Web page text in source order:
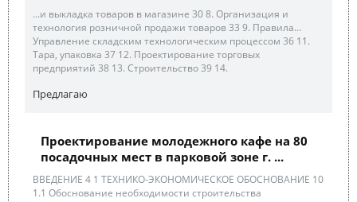
...и выкладка товаров в магазине 30 8. Организация и
технология розничной продажи товаров 33 9. Правила...
Управление складским технологическим процессом 36 11.
Тара, упаковка 37 12. Проектирование торговых
предприятий 38 13. Строительство 39 14.
Предлагаю
Проектирование молодежного кафе на 80
посадочных мест в парковой зоне г. ...
ВВЕДЕНИЕ 4 1 ТЕХНИКО-ЭКОНОМИЧЕСКОЕ ОБОСНОВАНИЕ 10
1.1 Обоснование необходимости строительства